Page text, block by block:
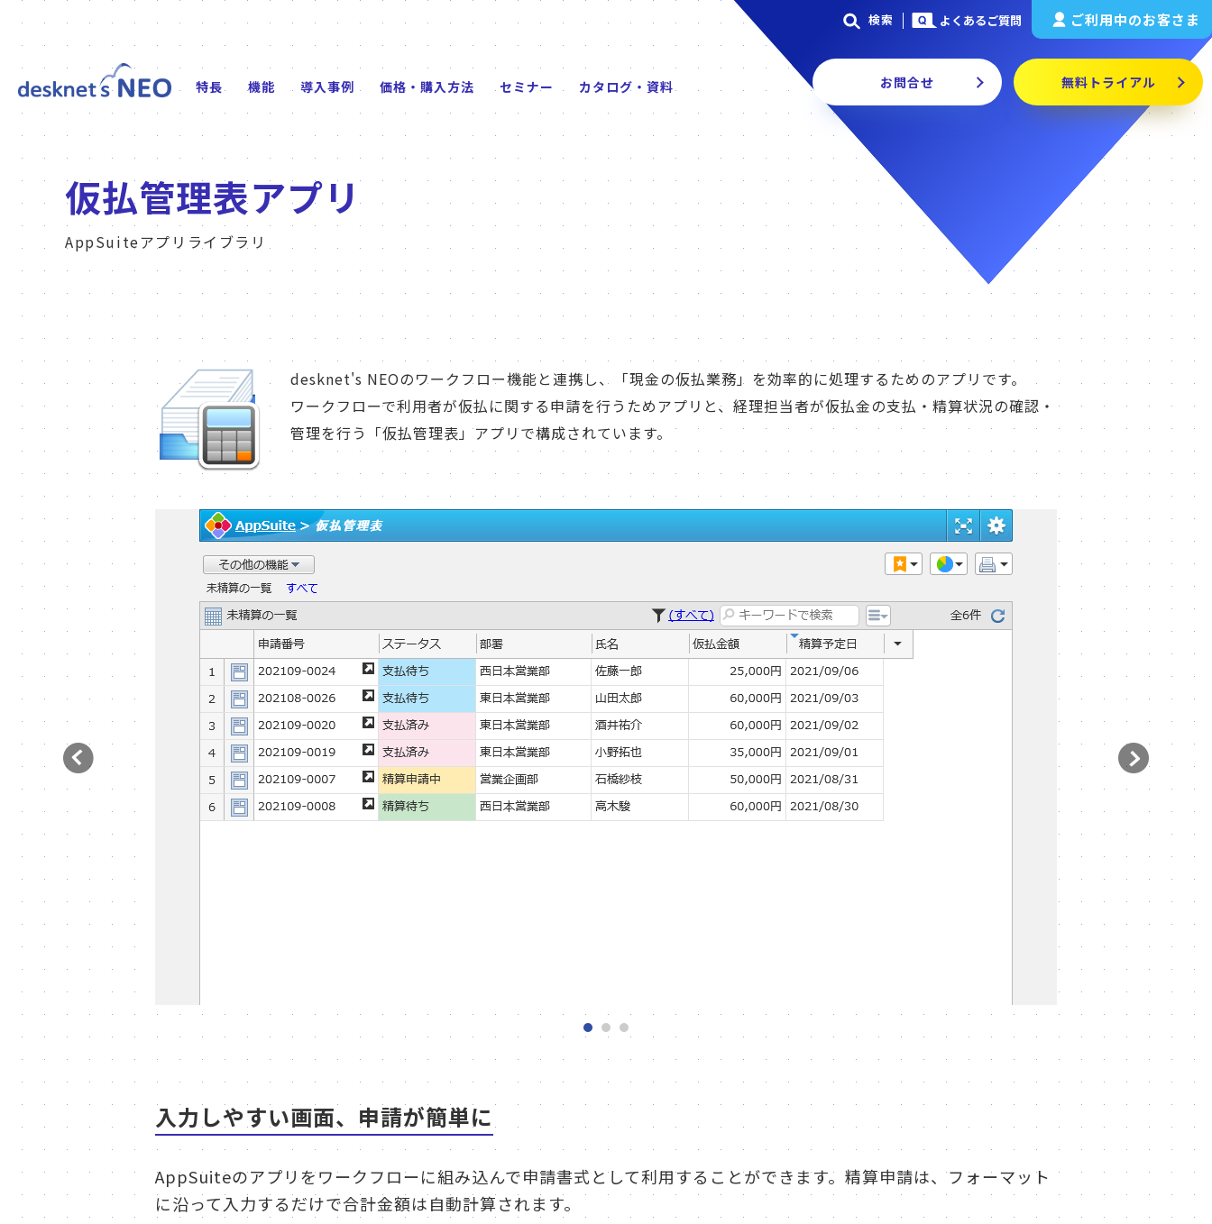
特長 機能 導入事例 価格・購入方法 セミナー カタログ・資料
検索 よくあるご質問 ご利用中のお客さま
お問合せ 無料トライアル
仮払管理表アプリ
AppSuiteアプリライブラリ
desknet's NEOのワークフロー機能と連携し、「現金の仮払業務」を効率的に処理するためのアプリです。
ワークフローで利用者が仮払に関する申請を行うためアプリと、経理担当者が仮払金の支払・精算状況の確認・
管理を行う「仮払管理表」アプリで構成されています。
入力しやすい画面、申請が簡単に
AppSuiteのアプリをワークフローに組み込んで申請書式として利用することができます。精算申請は、フォーマット
に沿って入力するだけで合計金額は自動計算されます。